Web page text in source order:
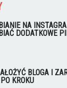
NA
DODATKOWE
BLOGA I
KROKU